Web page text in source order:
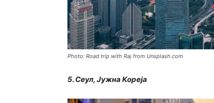
Photo: Road trip with Raj from Unsplash.com
5. Сеул, Јужна Кореја